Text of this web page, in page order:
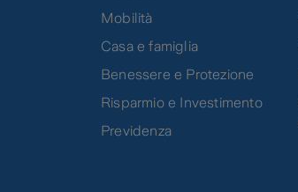
Mobilità
Casa e famiglia
Benessere e Protezione
Risparmio e Investimento
Previdenza